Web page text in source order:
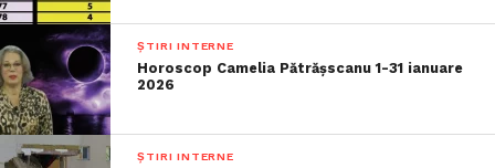
ȘTIRI INTERNE
Horoscop Camelia Pătrășscanu 1-31 ianuare
2026
ȘTIRI INTERNE